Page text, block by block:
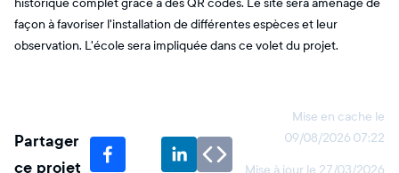
historique complet grâce à des QR codes. Le site sera aménagé de
façon à favoriser l'installation de différentes espèces et leur
observation. L'école sera impliquée dans ce volet du projet.
Partager
ce projet
Mise en cache le
09/08/2026 07:22
Mise à jour le 27/03/2026